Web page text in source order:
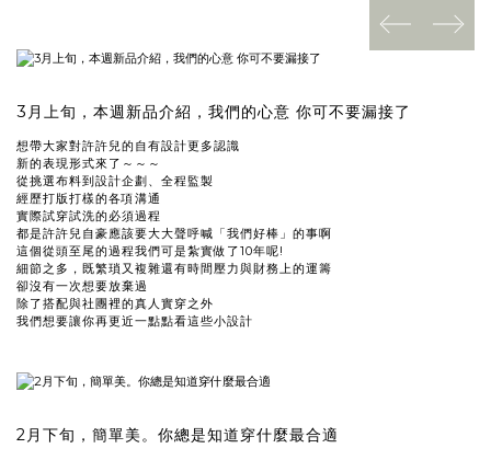
prev next
3月上旬，本週新品介紹，我們的心意 你可不要漏接了
想帶大家對許許兒的自有設計更多認識
新的表現形式來了～～～
從挑選布料到設計企劃、全程監製
經歷打版打樣的各項溝通
實際試穿試洗的必須過程
都是許許兒自豪應該要大大聲呼喊「我們好棒」的事啊
這個從頭至尾的過程我們可是紮實做了10年呢!
細節之多，既繁瑣又複雜還有時間壓力與財務上的運籌
卻沒有一次想要放棄過
除了搭配與社團裡的真人實穿之外
我們想要讓你再更近一點點看這些小設計
2月下旬，簡單美。你總是知道穿什麼最合適